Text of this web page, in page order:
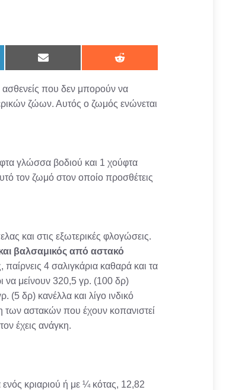
Share
on
Share
on
ασθενείς που δεν μπορούν να
ζώων. Αυτός ο ζωμός ενώνεται
γλώσσα βοδιού και 1 χούφτα
τον ζωμό στον οποίο προσθέτεις
και στις εξωτερικές φλογώσεις.
βαλσαμικός από αστακό
παίρνεις 4 σαλιγκάρια καθαρά και τα
να μείνουν 320,5 γρ. (100 δρ)
δρ) κανέλλα και λίγο ινδικό
των αστακών που έχουν κοπανιστεί
έχεις ανάγκη.
κριαριού ή με ¼ κότας, 12,82